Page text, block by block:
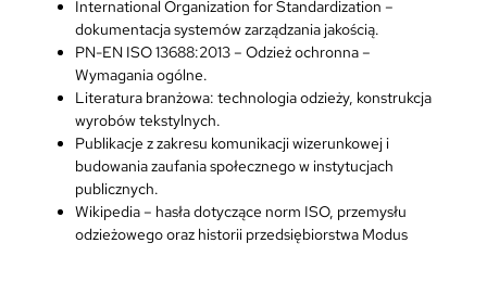
International Organization for Standardization –
dokumentacja systemów zarządzania jakością.
PN-EN ISO 13688:2013 – Odzież ochronna –
Wymagania ogólne.
Literatura branżowa: technologia odzieży, konstrukcja
wyrobów tekstylnych.
Publikacje z zakresu komunikacji wizerunkowej i
budowania zaufania społecznego w instytucjach
publicznych.
Wikipedia – hasła dotyczące norm ISO, przemysłu
odzieżowego oraz historii przedsiębiorstwa Modus